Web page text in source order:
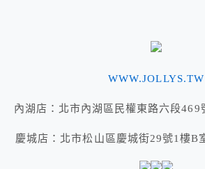
WWW.JOLLYS.TW
內湖店：北市內湖區民權東路六段469
慶城店：北市松山區慶城街29號1樓B